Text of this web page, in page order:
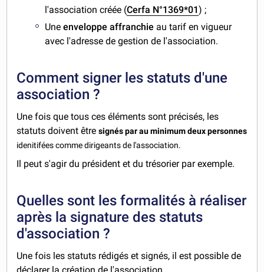
l'association créée (Cerfa N°1369*01) ;
Uneenveloppe affranchie au tarif en vigueur
avec l'adresse de gestion de l'association.
Comment signer les statuts d'une
association ?
Une fois que tous ces éléments sont précisés, les
statuts doivent êtresignés par au minimum deux personnes
idenitifées comme dirigeants de l'association.
Il peut s'agir du président et du trésorier par exemple.
Quelles sont les formalités à réaliser
après la signature des statuts
d'association ?
Une fois les statuts rédigés et signés, il est possible de